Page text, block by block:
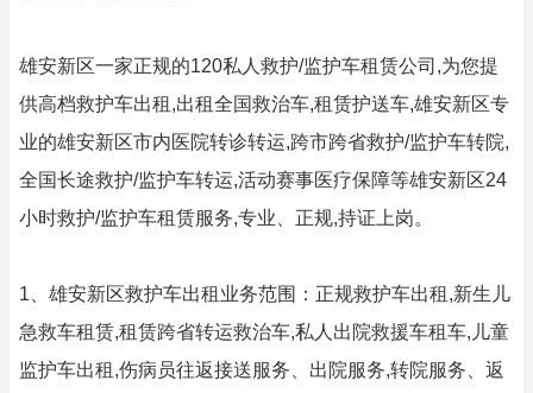
雄安新区一家正规的120私人救护/监护车租赁公司,为您提
供高档救护车出租,出租全国救治车,租赁护送车,雄安新区专
业的雄安新区市内医院转诊转运,跨市跨省救护/监护车转院,
全国长途救护/监护车转运,活动赛事医疗保障等雄安新区24
小时救护/监护车租赁服务,专业、正规,持证上岗。
1、雄安新区救护车出租业务范围：正规救护车出租,新生儿
急救车租赁,租赁跨省转运救治车,私人出院救援车租车,儿童
监护车出租,伤病员往返接送服务、出院服务,转院服务、返